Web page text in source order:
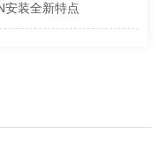
安装全新特点